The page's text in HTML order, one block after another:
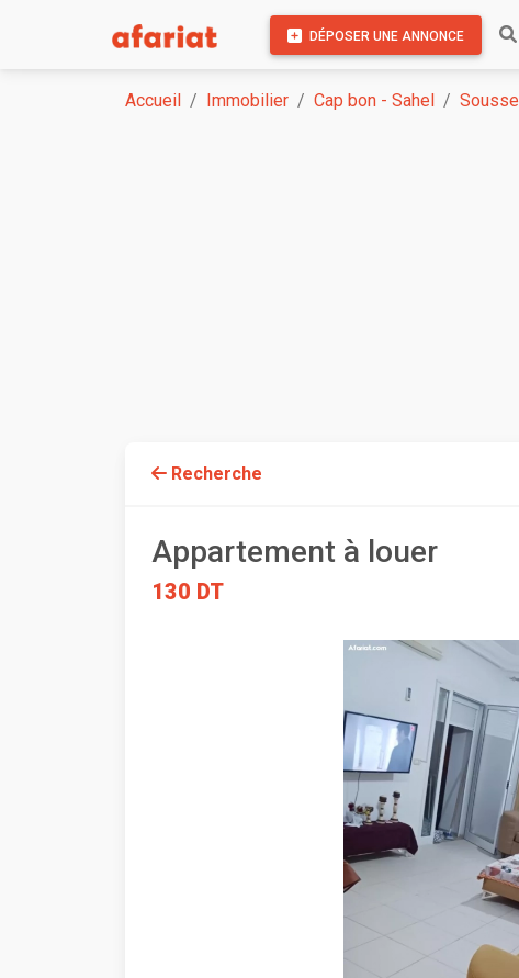
DÉPOSER UNE ANNONCE
Accueil Immobilier Cap bon - Sahel Sousse
Recherche
Appartement à louer
130 DT